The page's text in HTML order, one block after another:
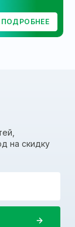
ПОДРОБНЕЕ
на скидку